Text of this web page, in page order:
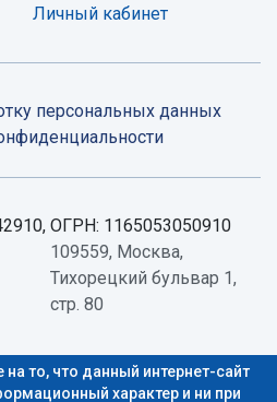
Личный кабинет
персональных данных
ОГРН: 1165053050910
109559, Москва,
Тихорецкий бульвар 1,
стр. 80
то, что данный интернет-сайт
характер и ни при